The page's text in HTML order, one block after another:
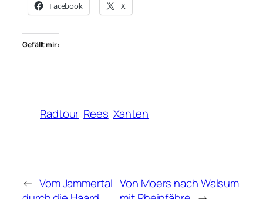
Facebook X
Gefällt mir:
Radtour Rees Xanten
← Vom Jammertal Von Moers nach Walsum